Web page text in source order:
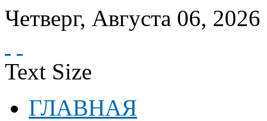
Четверг, Августа 06, 2026
Text Size
ГЛАВНАЯ